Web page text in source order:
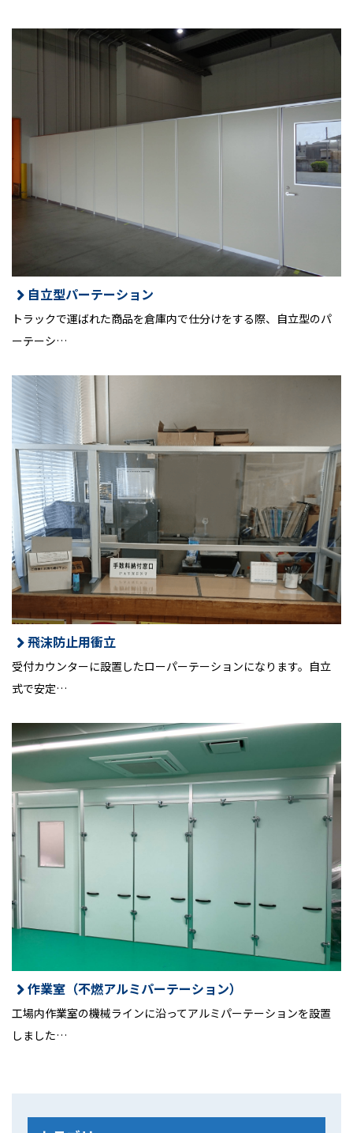
自立型パーテーション
トラックで運ばれた商品を倉庫内で仕分けをする際、自立型のパ
ーテーシ…
飛沫防止用衝立
受付カウンターに設置したローパーテーションになります。自立
式で安定…
作業室（不燃アルミパーテーション）
工場内作業室の機械ラインに沿ってアルミパーテーションを設置
しました…